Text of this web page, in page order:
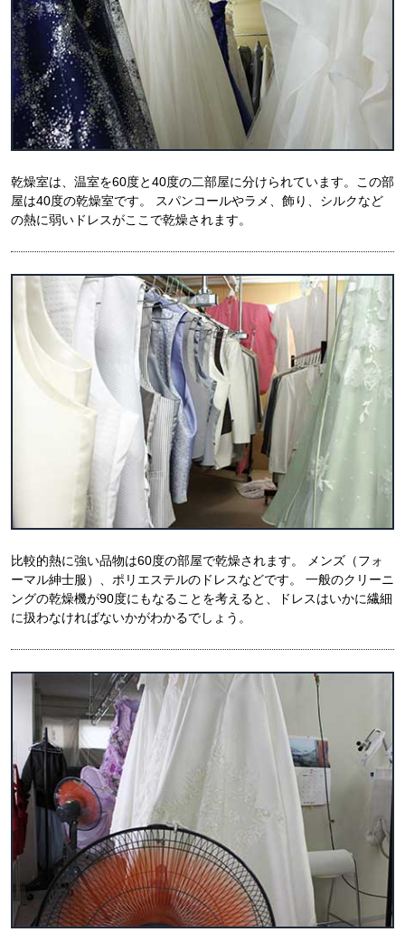
乾燥室は、温室を60度と40度の二部屋に分けられています。この部
屋は40度の乾燥室です。 スパンコールやラメ、飾り、シルクなど
の熱に弱いドレスがここで乾燥されます。
比較的熱に強い品物は60度の部屋で乾燥されます。 メンズ（フォ
ーマル紳士服）、ポリエステルのドレスなどです。 一般のクリーニ
ングの乾燥機が90度にもなることを考えると、ドレスはいかに繊細
に扱わなければないかがわかるでしょう。